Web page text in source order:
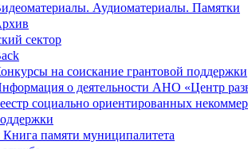
Аудиоматериалы. Памятки
сектор
на соискание грантовой поддержки
о деятельности АНО «Центр
социально ориентированных
Книга памяти муниципалитета